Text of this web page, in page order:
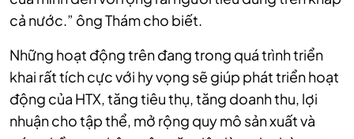
cả nước.” ông Thám cho biết.
Những hoạt động trên đang trong quá trình triển
khai rất tích cực với hy vọng sẽ giúp phát triển hoạt
động của HTX, tăng tiêu thụ, tăng doanh thu, lợi
nhuận cho tập thể, mở rộng quy mô sản xuất và